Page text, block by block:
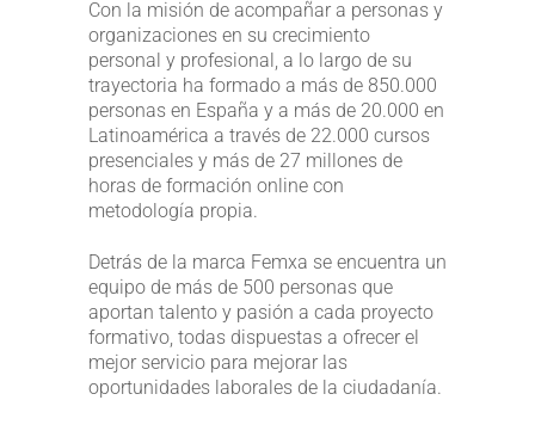
Con la misión de acompañar a personas y
organizaciones en su crecimiento
personal y profesional, a lo largo de su
trayectoria ha formado a más de 850.000
personas en España y a más de 20.000 en
Latinoamérica a través de 22.000 cursos
presenciales y más de 27 millones de
horas de formación online con
metodología propia.
Detrás de la marca Femxa se encuentra un
equipo de más de 500 personas que
aportan talento y pasión a cada proyecto
formativo, todas dispuestas a ofrecer el
mejor servicio para mejorar las
oportunidades laborales de la ciudadanía.